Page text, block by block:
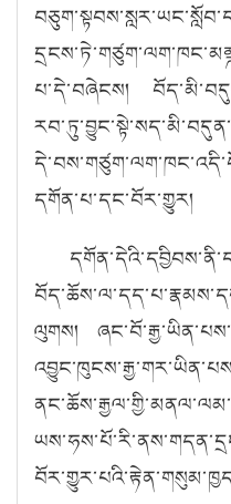
པ་དེ་བཞེངས།
དགོན་པ་དང་བོར་གྱུར།
ལུགས།